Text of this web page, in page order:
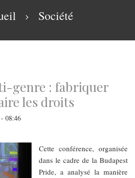
Société
genre : fabriquer
les droits
08:46
Cette conférence, organisée
dans le cadre de la Budapest
Pride, a analysé la manière